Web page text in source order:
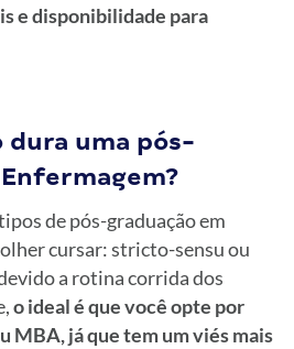
e disponibilidade para
uma pós-
de pós-graduação em
cursar: stricto-sensu ou
a rotina corrida dos
o ideal é que você opte por
MBA, já que tem um viés mais